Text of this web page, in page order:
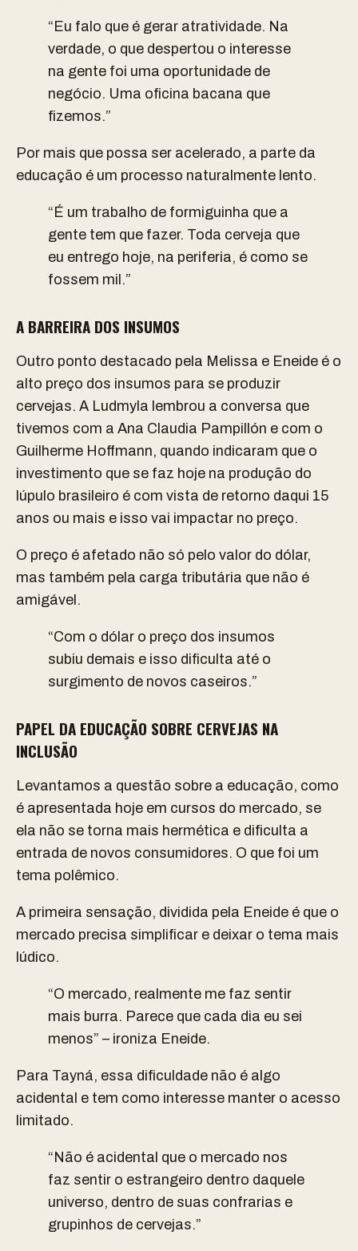
“Eu falo que é gerar atratividade. Na
verdade, o que despertou o interesse
na gente foi uma oportunidade de
negócio. Uma oficina bacana que
fizemos.”
Por mais que possa ser acelerado, a parte da
educação é um processo naturalmente lento.
“É um trabalho de formiguinha que a
gente tem que fazer. Toda cerveja que
eu entrego hoje, na periferia, é como se
fossem mil.”
A BARREIRA DOS INSUMOS
Outro ponto destacado pela Melissa e Eneide é o
alto preço dos insumos para se produzir
cervejas. A Ludmyla lembrou a conversa que
tivemos com a Ana Claudia Pampillón e com o
Guilherme Hoffmann, quando indicaram que o
investimento que se faz hoje na produção do
lúpulo brasileiro é com vista de retorno daqui 15
anos ou mais e isso vai impactar no preço.
O preço é afetado não só pelo valor do dólar,
mas também pela carga tributária que não é
amigável.
“Com o dólar o preço dos insumos
subiu demais e isso dificulta até o
surgimento de novos caseiros.”
PAPEL DA EDUCAÇÃO SOBRE CERVEJAS NA
INCLUSÃO
Levantamos a questão sobre a educação, como
é apresentada hoje em cursos do mercado, se
ela não se torna mais hermética e dificulta a
entrada de novos consumidores. O que foi um
tema polêmico.
A primeira sensação, dividida pela Eneide é que o
mercado precisa simplificar e deixar o tema mais
lúdico.
“O mercado, realmente me faz sentir
mais burra. Parece que cada dia eu sei
menos” – ironiza Eneide.
Para Tayná, essa dificuldade não é algo
acidental e tem como interesse manter o acesso
limitado.
“Não é acidental que o mercado nos
faz sentir o estrangeiro dentro daquele
universo, dentro de suas confrarias e
grupinhos de cervejas.”